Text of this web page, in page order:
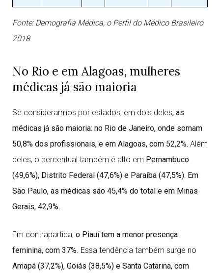
Fonte: Demografia Médica, o Perfil do Médico Brasileiro
2018
No Rio e em Alagoas, mulheres
médicas já são maioria
Se considerarmos por estados, em dois deles, as
médicas já são maioria: no Rio de Janeiro, onde somam
50,8% dos profissionais, e em Alagoas, com 52,2%. Além
deles, o percentual também é alto em Pernambuco
(49,6%), Distrito Federal (47,6%) e Paraíba (47,5%). Em
São Paulo, as médicas são 45,4% do total e em Minas
Gerais, 42,9%.
Em contrapartida, o Piauí tem a menor presença
feminina, com 37%. Essa tendência também surge no
Amapá (37,2%), Goiás (38,5%) e Santa Catarina, com